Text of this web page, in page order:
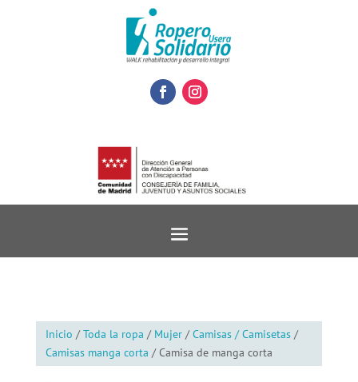
Inicio /Toda la ropa / Mujer/Camisas / Camisetas/
Camisas manga corta / Camisa de manga corta